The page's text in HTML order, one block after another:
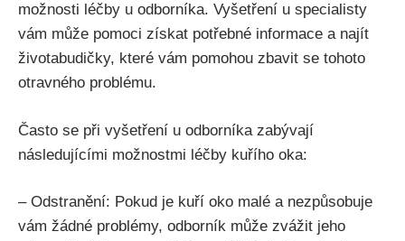
možnosti⁣ léčby u odborníka. ‌Vyšetření u ⁤specialisty
vám ‌může‌ pomoci získat‍ potřebné informace⁢ a najít
životabudičky, které vám pomohou zbavit se⁤ tohoto
otravného problému.
Často se při vyšetření u odborníka zabývají
následujícími ‍možnostmi ⁤léčby kuřího oka:
– Odstranění:‌ Pokud je kuří oko malé a‌ nezpůsobuje
vám žádné problémy,⁤ odborník⁤ může ​zvážit ‌jeho